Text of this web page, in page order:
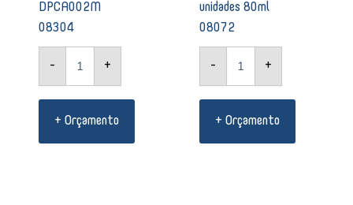
DPCA002M
08304
- +
+ Orçamento
unidades 80ml
08072
- +
+ Orçamento